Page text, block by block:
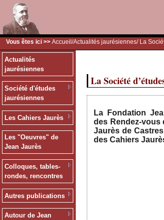
Vous êtes ici >> Accueil /Actualités jaurésiennes/ La
Actualités
jaurésiennes
Société d'études
jaurésiennes
Les Cahiers Jaurès
Les "Oeuvres" de
Jean Jaurès
Colloques, tables-
rondes, rencontres
Autres publications
Autour de Jean
La Société
La Fondation
des Rendez-vous
Jaurès de
des Cahiers